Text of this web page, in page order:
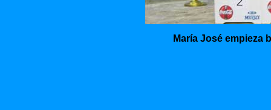
María José empieza